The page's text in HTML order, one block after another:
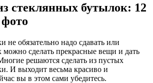
стеклянных бутылок: 12
не обязательно надо сдавать или
сделать прекрасные вещи и дать
решаются сделать из пустых
И выходит весьма красиво и
вы в этом сами убедитесь.